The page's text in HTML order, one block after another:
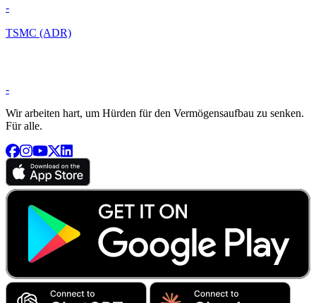
-
TSMC (ADR)
-
Wir arbeiten hart, um Hürden für den Vermögensaufbau zu senken.
Für alle.